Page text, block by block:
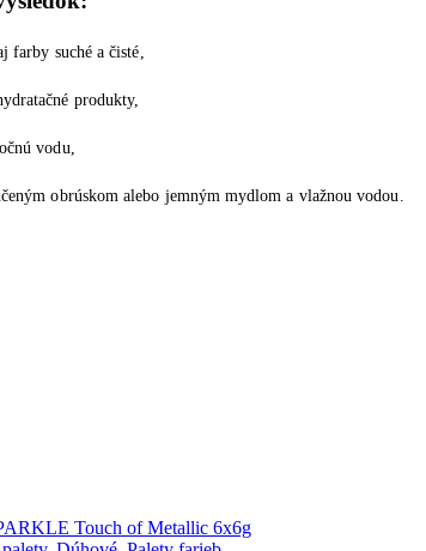
farby suché a čisté,
produkty,
vodu,
obrúskom alebo jemným mydlom a vlažnou vodou.